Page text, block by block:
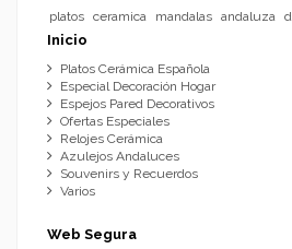
platos ceramica mandalas andaluza
Inicio
Platos Cerámica Española
Especial Decoración Hogar
Espejos Pared Decorativos
Ofertas Especiales
Relojes Cerámica
Azulejos Andaluces
Souvenirs y Recuerdos
Varios
Web Segura